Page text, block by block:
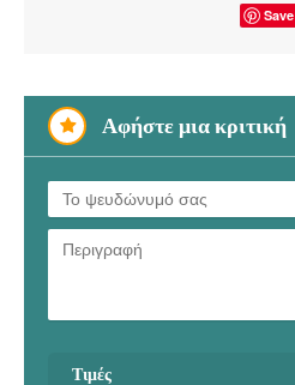
Save
Αφήστε μια κριτική
Τιμές